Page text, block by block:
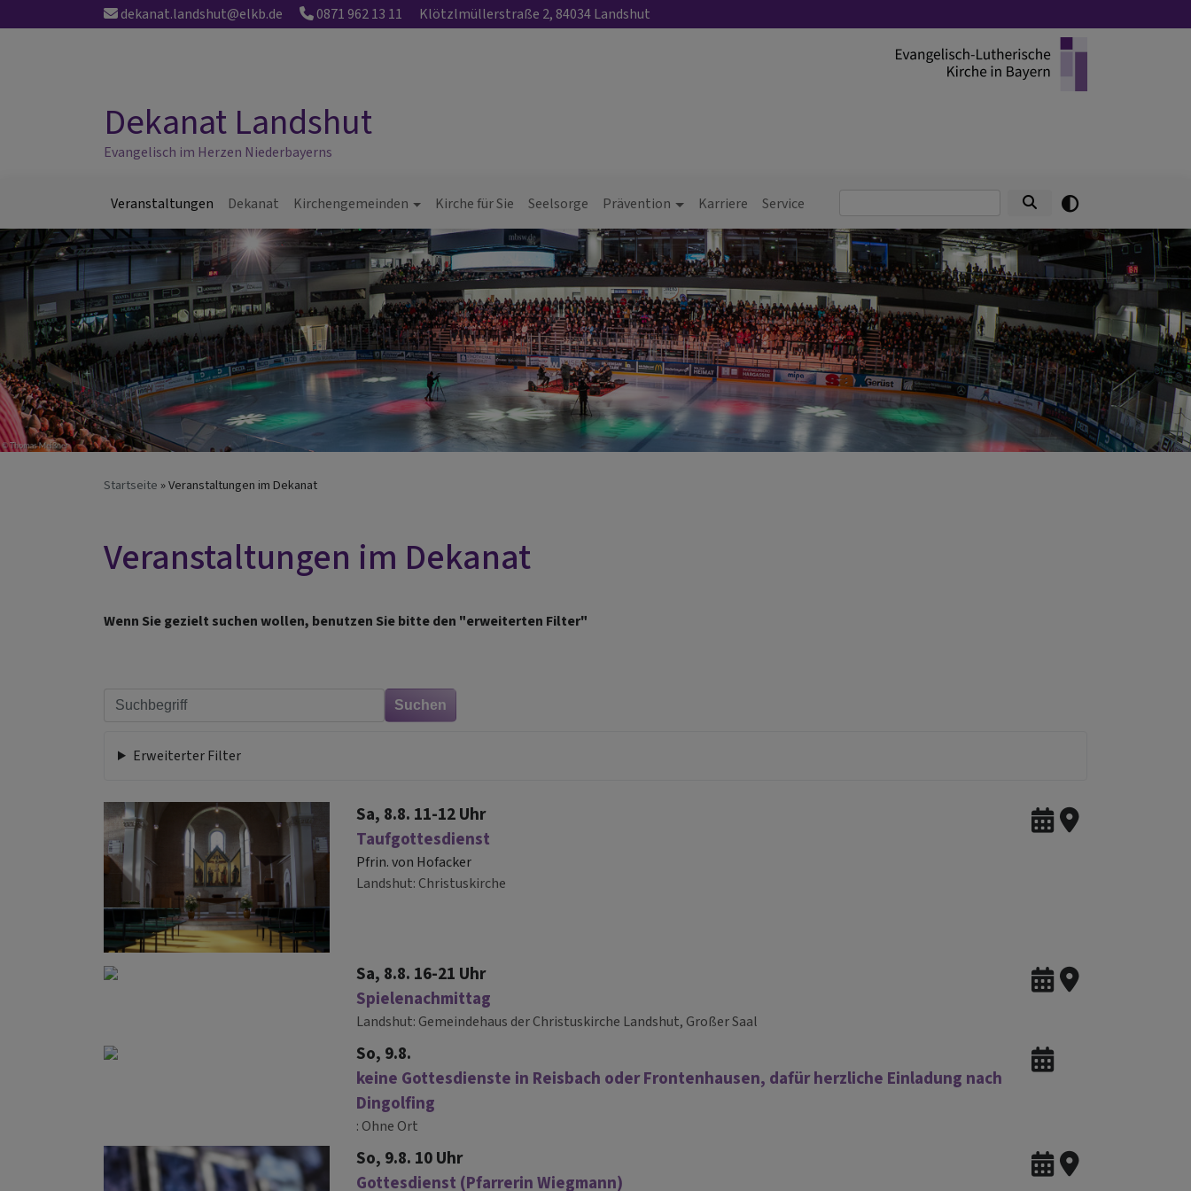
zum
dekanat.landshut@elkb.de 0871 962 13 11 Klötzlmüllerstraße 2, 84034 Landshut
Dekanat Landshut
Evangelisch im Herzen Niederbayerns
Hauptnavigation
Veranstaltungen Dekanat Kirchengemeinden Kirche für Sie Seelsorge Prävention Karriere Service
Startseite Veranstaltungen im Dekanat
Veranstaltungen im Dekanat
Wenn Sie gezielt suchen wollen, benutzen Sie bitte den "erweiterten Filter"
Erweiterter Filter
Sa, 8.8. 11-12 Uhr
Taufgottesdienst
Pfrin. von Hofacker
Landshut Christuskirche
Sa, 8.8. 16-21 Uhr
Spielenachmittag
Landshut Gemeindehaus der Christuskirche Landshut, Großer Saal
So, 9.8.
keine Gottesdienste in Reisbach oder Frontenhausen, dafür herzliche Einladung nach
Dingolfing
Ohne Ort
So, 9.8. 10 Uhr
Gottesdienst (Pfarrerin Wiegmann)